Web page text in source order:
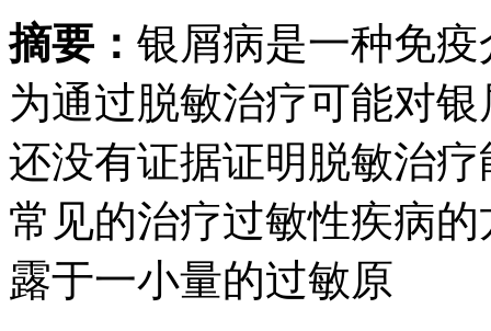
摘要： 银屑病是一种免
为通过脱敏治疗可能对
还没有证据证明脱敏治
常见的治疗过敏性疾病
露于一小量的过敏原